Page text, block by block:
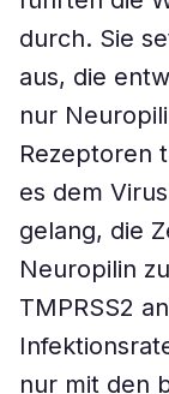
durch. Sie
aus, die
nur
Rezeptoren
es dem
gelang, die
Neuropilin
TMPRSS2
nur mit den